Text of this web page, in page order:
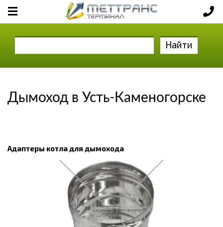
Найти
Дымоход в Усть-Каменогорске
Адаптеры котла для дымохода